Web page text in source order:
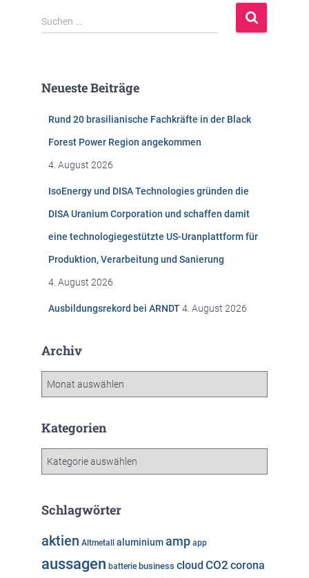
S
u
n
Suchen …
Neueste Beiträge
Rund 20 brasilianische Fachkräfte in der Black
Forest Power Region angekommen
4. August 2026
IsoEnergy und DISA Technologies gründen die
DISA Uranium Corporation und schaffen damit
eine technologiegestützte US-Uranplattform für
Produktion, Verarbeitung und Sanierung
4. August 2026
Ausbildungsrekord bei ARNDT4. August 2026
Archiv
h
Kategorien
g
r
i
Schlagwörter
aktien Altmetall aluminiumamp app
aussagen batterie business cloud CO2 corona